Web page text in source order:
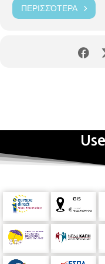
ΠΕΡΙΣΣΌΤΕΡΑ